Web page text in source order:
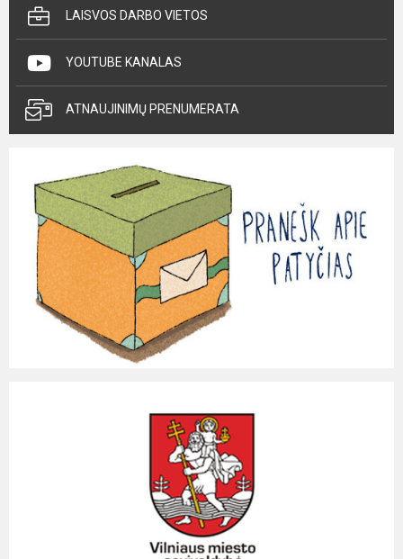
LAISVOS DARBO VIETOS
YOUTUBE KANALAS
ATNAUJINIMŲ PRENUMERATA